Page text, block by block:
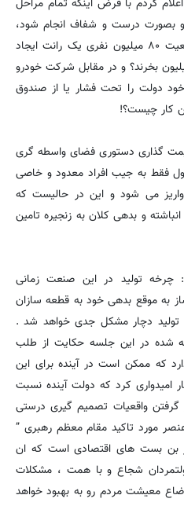
کردم با فرض اینکه تمام مراحل
بصورت درست و شفاف انجام شود،
چرا باید برای چند هزار نفر از جمعیت ۸۰ میلیون نفری یک رانت ایجاد
خودرو ۲۰۰ میلیونی را ۱۰۰ میلیون بخرند؟ و در مقابل شرکت خودرو
دولت را تحت فشار یا از صندوق
کار چیست؟!
گذاری دستوری فضای واسطه گری
پول فقط به جیب افراد معدود و خاصی
مى شود و این در حالیست که
و بدهی کلان به زنجیره تامین
چرخه تولید در این صنعت زمانى
به موقع بدهى خود به قطعه سازان
تولید دچار مشکل جدى خواهد شد .
شده در این جلسه حکایت از طلب
که ممکن است در آینده براى این
امیدواری کرد که دولت آینده نسبت
واقعیات تصمیم گیری درستی
مورد تاکید مقام معظم رهبرى ”
بن بست هاى اقتصادى است که ان
شجاع و با همت ، مشکلات
معیشت مردم رو به بهبود خواهد